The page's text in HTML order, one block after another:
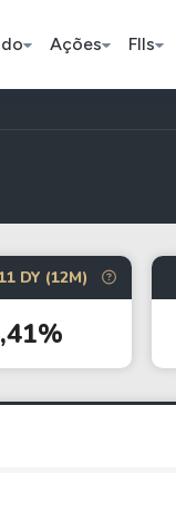
Ações FIIs
Ação
Bradesco
ETFs
BOVA11
DY (12M)